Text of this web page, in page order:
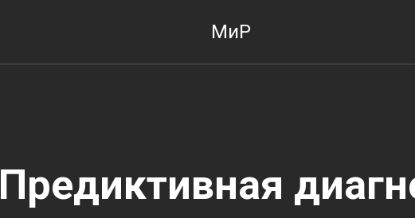
МиР
Предиктивная